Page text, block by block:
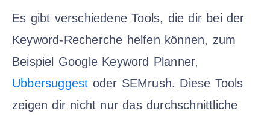
Es gibt verschiedene Tools, die dir bei der
Keyword-Recherche helfen können, zum
Beispiel Google Keyword Planner,
Ubbersuggest oder SEMrush. Diese Tools
zeigen dir nicht nur das durchschnittliche